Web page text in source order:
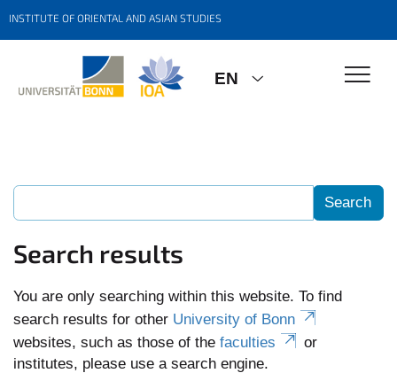
INSTITUTE OF ORIENTAL AND ASIAN STUDIES
EN
Search results
You are only searching within this website. To find
search results for other University of Bonn
websites, such as those of the faculties
or
institutes, please use a search engine.